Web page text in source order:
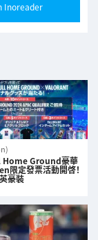
Inoreader
Home Ground豪華
限定發票活動開啓！
豪裝